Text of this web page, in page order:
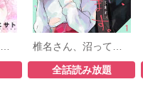
永久指名おねがいします！ 椎名さん、沼ってます。
全話読み放題